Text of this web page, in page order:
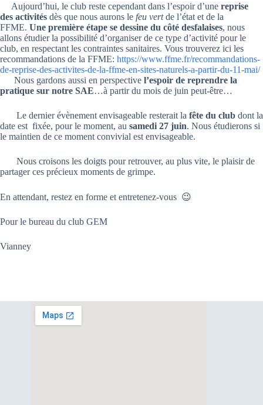
Aujourd’hui, le club reste cependant dans l’espoir d’une reprise
des activités dès que nous aurons le feu vertde l’état et de la
FFME. Une première étape se dessine du côté desfalaises, nous
allons étudier la possibilité d’organiser de ce type d’activité pour le
club, en respectant les contraintes sanitaires. Vous trouverez ici les
recommandations de la FFME: https://www.ffme.fr/recommandations-
de-reprise-des-activites-de-la-ffme-en-sites-naturels-a-partir-du-11-mai/
Nous gardons aussi en perspective l’espoir de reprendre la
pratique sur notre SAE…à partir du mois de juin peut-être…
Le dernier évènement envisageable resterait la fête du club dont la
date est fixée, pour le moment, au samedi 27 juin. Nous étudierons si
le maintien de ce moment convivial est envisageable.
Nous croisons les doigts pour retrouver, au plus vite, le plaisir de
partager ces précieux moments de grimpe.
En attendant, restez en forme et entretenez-vous 😉
Pour le bureau du club GEM
Vianney